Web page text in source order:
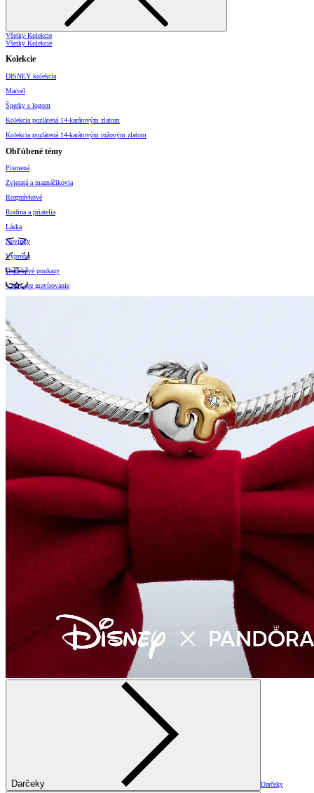
Všetky Kolekcie
Všetky Kolekcie
Kolekcie
DISNEY kolekcia
Marvel
Šperky s logom
Kolekcia pozlátená 14-karátovým zlatom
Kolekcia pozlátená 14-karátovým ružovým zlatom
Obľúbené témy
Písmená
Zvieratá a maznáčikovia
Rozprávkové
Rodina a priatelia
Láska
Novinky
Výpredaj
Darčekové poukazy
Vzory pre gravírovanie
Darčeky Darčeky